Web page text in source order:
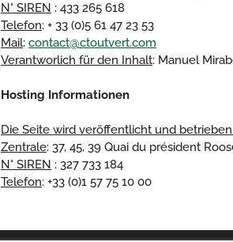
N° SIREN : 433 265 618
Telefon: + 33 (0)5 61 47 23 53
Mail: contact@ctoutvert.com
Verantworlich für den Inhalt: Manuel
Hosting Informationen
Die Seite wird veröffentlicht und
Zentrale: 37, 45, 39 Quai du président
N° SIREN : 327 733 184
Telefon: +33 (0)1 57 75 10 00